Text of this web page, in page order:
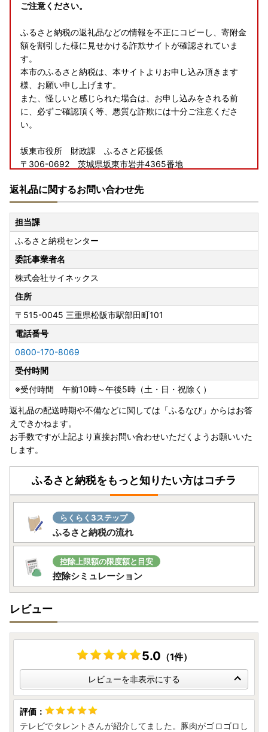
ご注意ください。
ふるさと納税の返礼品などの情報を不正にコピーし、寄附金
額を割引した様に見せかける詐欺サイトが確認されていま
す。
本市のふるさと納税は、本サイトよりお申し込み頂きます
様、お願い申し上げます。
また、怪しいと感じられた場合は、お申し込みをされる前
に、必ずご確認頂く等、悪質な詐欺には十分ご注意くださ
い。
坂東市役所 財政課 ふるさと応援係
〒306-0692 茨城県坂東市岩井4365番地
FAX：0297-35-8201
返礼品に関するお問い合わせ先
担当課
ふるさと納税センター
委託事業者名
株式会社サイネックス
住所
〒515-0045 三重県松阪市駅部田町101
電話番号
0800-170-8069
受付時間
※受付時間 午前10時～午後5時（土・日・祝除く）
返礼品の配送時期や不備などに関しては「ふるなび」からはお答
えできかねます。
お手数ですが上記より直接お問い合わせいただくようお願いいた
します。
ふるさと納税をもっと知りたい方はコチラ
らくらく3ステップ
ふるさと納税の流れ
控除上限額の限度額と目安
控除シミュレーション
レビュー
5.0 （1件）
レビューを非表示にする
テレビでタレントさんが紹介してました。豚肉がゴロゴロし